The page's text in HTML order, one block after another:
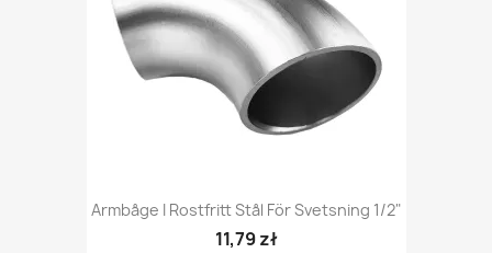
Armbåge I Rostfritt Stål För Svetsning 1/2"
11,79 zł